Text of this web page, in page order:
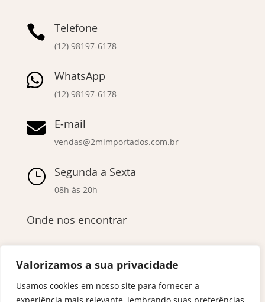
Valorizamos a sua privacidade
Usamos cookies em nosso site para fornecer a
 Telefone
(12) 98197-6178
 WhatsApp
(12) 98197-6178
 E-mail
vendas@2mimportados.com.br
} Segunda a Sexta
08h às 20h
Onde nos encontrar